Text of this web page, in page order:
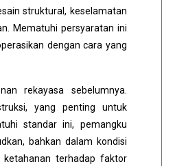
struktural, keselamatan
Mematuhi persyaratan ini
dengan cara yang
rekayasa sebelumnya.
yang penting untuk
standar ini, pemangku
bahkan dalam kondisi
ketahanan terhadap faktor